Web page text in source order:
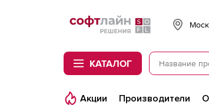
Softline
КАТАЛОГ
Акции Производители